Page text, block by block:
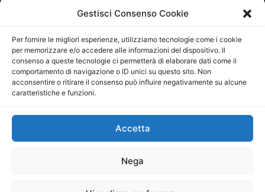
Gestisci Consenso Cookie
Per fornire le migliori esperienze, utilizziamo tecnologie come i cookie
per memorizzare e/o accedere alle informazioni del dispositivo. Il
consenso a queste tecnologie ci permetterà di elaborare dati come il
comportamento di navigazione o ID unici su questo sito. Non
acconsentire o ritirare il consenso può influire negativamente su alcune
caratteristiche e funzioni.
Accetta
Nega
29/09/2015
Direttore Editoriale: Maurizio Scaglione
Direttore Responsabile: Maria Calabrese
P.IVA: 06334930820
Mercurio Comunicazione Società Cooperativa a r.l. è
iscritta al Registro degli Operatori di Comunicazione al